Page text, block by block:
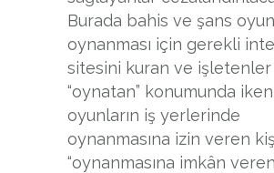
Burada bahis ve şans
oynanması için gerekli
sitesini kuran ve işletenler
“oynatan” konumunda
oyunların iş yerlerinde
oynanmasına izin veren
“oynanmasına imkân